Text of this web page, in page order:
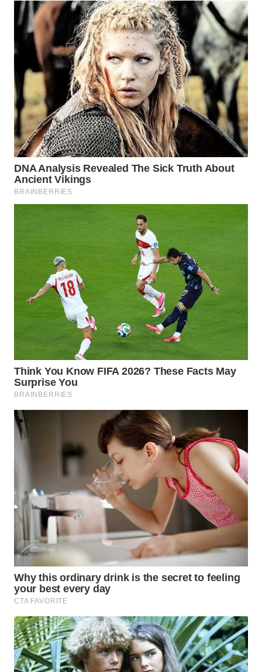
WN
LANGKAT
WN
TAPANULI
SELATAN
WN
TANJUNG
LESUNG
WN
KARO
WN
LABUHANBATU
WN
TAPANULI
TENGAH
WN DELI
SERDANG
TEBING
TINGGI
WN
KARAWANG
WN
BEKASI
WN
BOGOR
WN
DEPOK